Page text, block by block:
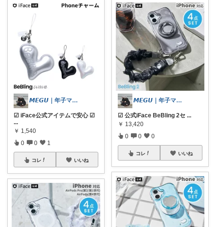
𝙈𝙀𝙂𝙐｜年子ママ の暮らし
☑︎ iFace公式アイテムで安心 ☑︎
...
￥ 1,540
0 0 1
コレ いいね
𝙈𝙀𝙂𝙐｜年子ママ の暮らし
☑︎ 公式iFace BeBling 2セ ...
￥ 13,420
0 0 0
コレ いいね